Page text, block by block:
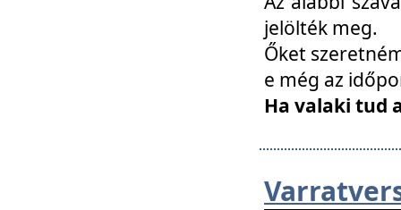
jelölték meg.
Őket
e még az
Ha valaki tud